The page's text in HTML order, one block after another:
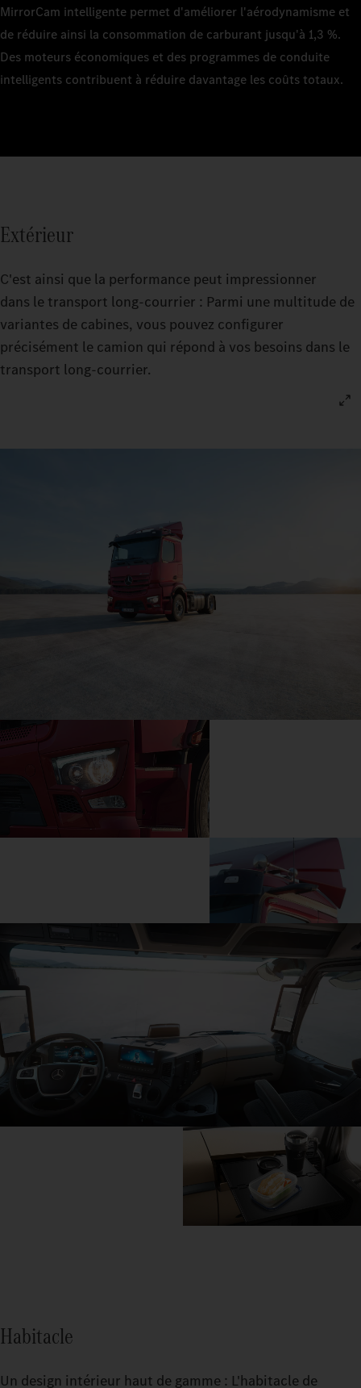
MirrorCam intelligente permet d'améliorer l'aérodynamisme et
de réduire ainsi la consommation de carburant jusqu'à 1,3 %.
Des moteurs économiques et des programmes de conduite
intelligents contribuent à réduire davantage les coûts totaux.
Extérieur
C'est ainsi que la performance peut impressionner
dans le transport long-courrier : Parmi une multitude de
variantes de cabines, vous pouvez configurer
précisément le camion qui répond à vos besoins dans le
transport long-courrier.
Habitacle
Un design intérieur haut de gamme : L'habitacle de